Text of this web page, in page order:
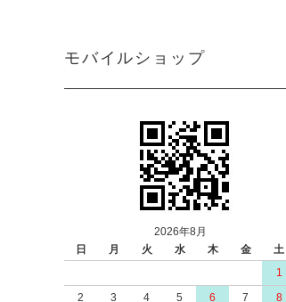
モバイルショップ
2026年8月
日
月 火 水 木 金
土
1
2
3 4 5 6 7
8